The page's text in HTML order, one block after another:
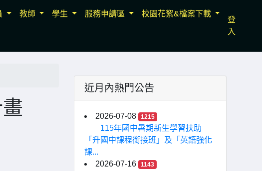
教師 學生 服務申請區 校園花絮&檔案下載
登
入
近月內熱門公告
2026-07-08 1215
115年國中暑期新生學習扶助
「升國中課程銜接班」及「英語強化
課...
2026-07-16
1143